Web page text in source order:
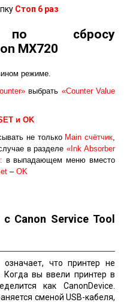
Стоп 6 раз
по сбросу
MX720
режиме.
выбрать «Counter Value
и ОK
не только Main счётчик,
в разделе«Ink Absorber
в выпадающем меню вместо
– OK
Canon Service Tool
что принтер не
вы ввели принтер в
как CanonDevice.
сменой USB-кабеля,